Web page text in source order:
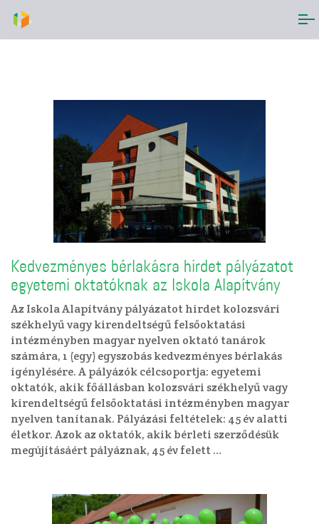
Kedvezményes bérlakásra hirdet pályázatot
egyetemi oktatóknak az Iskola Alapítvány
Az Iskola Alapítvány pályázatot hirdet kolozsvári
székhelyű vagy kirendeltségű felsőoktatási
intézményben magyar nyelven oktató tanárok
számára, 1 (egy) egyszobás kedvezményes bérlakás
igénylésére. A pályázók célcsoportja: egyetemi
oktatók, akik főállásban kolozsvári székhelyű vagy
kirendeltségű felsőoktatási intézményben magyar
nyelven tanítanak. Pályázási feltételek: 45 év alatti
életkor. Azok az oktatók, akik bérleti szerződésük
megújításáért pályáznak, 45 év felett …